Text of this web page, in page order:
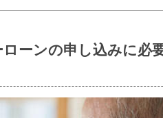
ーンの申し込みに必